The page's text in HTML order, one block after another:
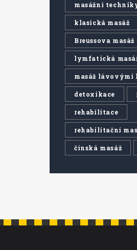
masážní
klasická masáž
Breussova masáž
lymfatická
masáž lávovými
detoxikace
rehabilitace
rehabilitační
čínská masáž